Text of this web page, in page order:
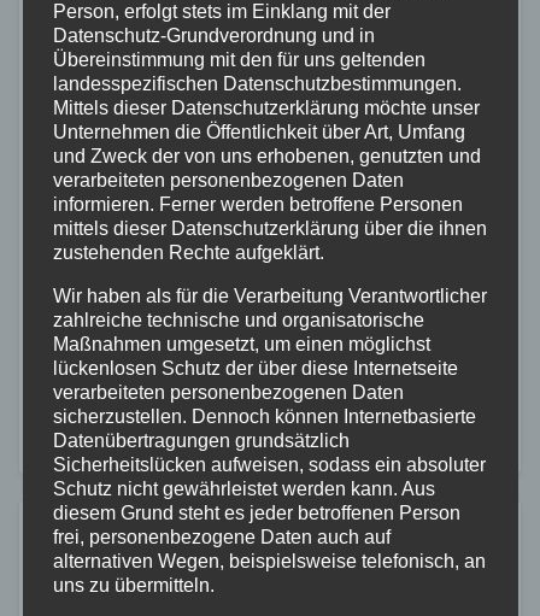
FEUERWEHR POLIZEI RETTUNGSDIENST WESTERWALD
Brand in Einfamilienhaus endet
glimpflich
Am 23.09.2023 gegen 08:05 Uhr kam es in einem
Einfamilienhaus in Siershahn Im Hirschhahn zu
einem Brand. Durch einen technischen Defekt einer
Badezimmerlampe geriet diese in Brand. Der Brand
fraß…
Person, erfolgt stets im Einklang mit der
Datenschutz-Grundverordnung und in
Übereinstimmung mit den für uns geltenden
landesspezifischen Datenschutzbestimmungen.
Mittels dieser Datenschutzerklärung möchte unser
Unternehmen die Öffentlichkeit über Art, Umfang
und Zweck der von uns erhobenen, genutzten und
verarbeiteten personenbezogenen Daten
informieren. Ferner werden betroffene Personen
mittels dieser Datenschutzerklärung über die ihnen
zustehenden Rechte aufgeklärt.
Wir haben als für die Verarbeitung Verantwortlicher
zahlreiche technische und organisatorische
Maßnahmen umgesetzt, um einen möglichst
lückenlosen Schutz der über diese Internetseite
verarbeiteten personenbezogenen Daten
sicherzustellen. Dennoch können Internetbasierte
Datenübertragungen grundsätzlich
Sicherheitslücken aufweisen, sodass ein absoluter
Schutz nicht gewährleistet werden kann. Aus
diesem Grund steht es jeder betroffenen Person
frei, personenbezogene Daten auch auf
alternativen Wegen, beispielsweise telefonisch, an
uns zu übermitteln.